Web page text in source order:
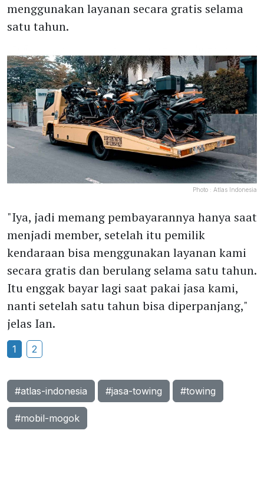
menggunakan layanan secara gratis selama
satu tahun.
Photo : Atlas Indonesia
"Iya, jadi memang pembayarannya hanya saat
menjadi member, setelah itu pemilik
kendaraan bisa menggunakan layanan kami
secara gratis dan berulang selama satu tahun.
Itu enggak bayar lagi saat pakai jasa kami,
nanti setelah satu tahun bisa diperpanjang,"
jelas Ian.
1 2
#atlas-indonesia #jasa-towing #towing
#mobil-mogok